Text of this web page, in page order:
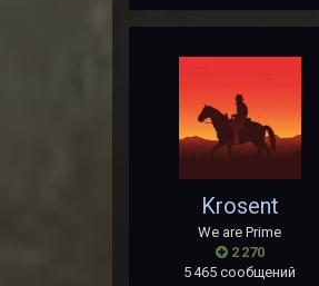
Krosent
We are Prime
2 270
5 465 сообщений